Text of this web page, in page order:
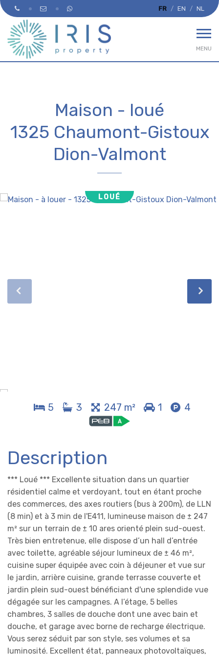
FR EN NL
MENU
Maison - loué
1325 Chaumont-Gistoux
Dion-Valmont
LOUÉ
5 3 247 m² 1 4
Description
*** Loué *** Excellente situation dans un quartier
résidentiel calme et verdoyant, tout en étant proche
des commerces, des axes routiers (bus à 200m), de LLN
(8 min) et à 3 min de l'E411, lumineuse maison de ± 247
m² sur un terrain de ± 10 ares orienté plein sud-ouest.
Très bien entretenue, elle dispose d’un hall d’entrée
avec toilette, agréable séjour lumineux de ± 46 m²,
cuisine super équipée avec coin à déjeuner et vue sur
le jardin, arrière cuisine, grande terrasse couverte et
jardin plein sud-ouest bénéficiant d'une splendide vue
dégagée sur les campagnes. A l’étage, 5 belles
chambres, 3 salles de douche dont une avec bain et
douche, et garage avec borne de recharge électrique.
Vous serez séduit par son style, ses volumes et sa
luminosité. Excellent état, panneaux photovoltaïques,